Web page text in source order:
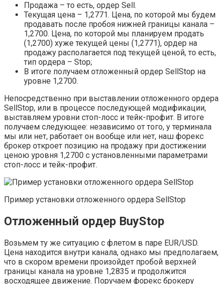
Продажа – то есть, ордер Sell.
Текущая цена – 1,2771. Цена, по которой мы будем
продавать после пробоя нижней границы канала –
1,2700. Цена, по которой мы планируем продать
(1,2700) хуже текущей цены (1,2771), ордер на
продажу располагается под текущей ценой, то есть,
тип ордера – Stop;
В итоге получаем отложенный ордер SellStop на
уровне 1,2700.
Непосредственно при выставлении отложенного ордера
SellStop, или в процессе последующей модификации,
выставляем уровни стоп-лосс и тейк-профит. В итоге
получаем следующее: независимо от того, у терминала
мы или нет, работает он вообще или нет, наш форекс
брокер откроет позицию на продажу при достижении
ценою уровня 1,2700 с установленными параметрами
стоп-лосс и тейк-профит.
Пример установки отложенного ордера SellStop
Отложенный ордер BuyStop
Возьмем ту же ситуацию с флетом в паре EUR/USD.
Цена находится внутри канала, однако мы предполагаем,
что в скором времени произойдет пробой верхней
границы канала на уровне 1,2835 и продолжится
восходящее движение. Поручаем форекс брокеру